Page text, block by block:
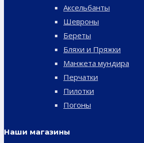
Аксельбанты
Шевроны
Береты
Бляхи и Пряжки
Манжета мундира
Перчатки
Пилотки
Погоны
Наши магазины